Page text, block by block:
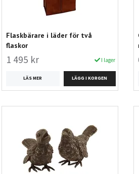
Flaskbärare i läder för två
flaskor
1 495 kr I lager
LÄS MER